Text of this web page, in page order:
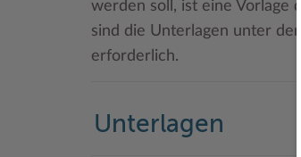
werden soll, ist eine Vorlage
sind die Unterlagen unter
erforderlich.
Unterlagen